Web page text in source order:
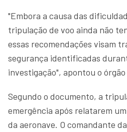
"Embora a causa das
tripulação de voo ainda não
essas recomendações visam
segurança identificadas
investigação", apontou o
Segundo o documento, a
emergência após relatarem
da aeronave. O comandante